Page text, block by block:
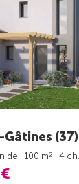
(37)
de : 100 m2
| 4 ch.